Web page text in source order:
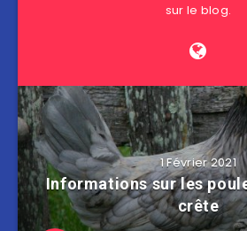
sur le blog.
1 Février 2021
Informations sur les
crête